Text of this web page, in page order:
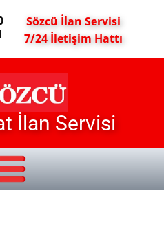
Sözcü İlan Servisi
7/24 İletişim Hattı
İlan Servisi